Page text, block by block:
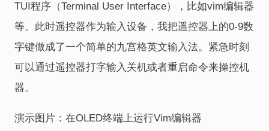
TUI程序（Terminal User Interface），比如vim编辑器
等。此时遥控器作为输入设备，我把遥控器上的0-9数
字键做成了一个简单的九宫格英文输入法。紧急时刻
可以通过遥控器打字输入关机或者重启命令来操控机
器。
演示图片：在OLED终端上运行Vim编辑器